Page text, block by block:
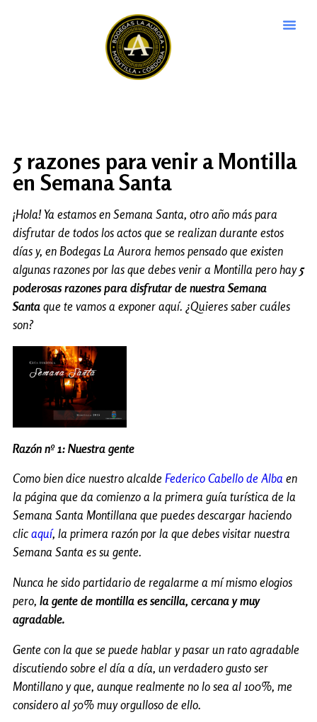
5 razones para venir a Montilla
en Semana Santa
¡Hola! Ya estamos en Semana Santa, otro año más para
disfrutar de todos los actos que se realizan durante estos
días y, en Bodegas La Aurora hemos pensado que existen
algunas razones por las que debes venir a Montilla pero hay5
poderosas razones para disfrutar de nuestra Semana
Santa que te vamos a exponer aquí. ¿Quieres saber cuáles
son?
Razón nº 1: Nuestra gente
Como bien dice nuestro alcalde Federico Cabello de Alba en
la página que da comienzo a la primera guía turística de la
Semana Santa Montillana que puedes descargar haciendo
clic aquí, la primera razón por la que debes visitar nuestra
Semana Santa es su gente.
Nunca he sido partidario de regalarme a mí mismo elogios
pero, la gente de montilla es sencilla, cercana y muy
agradable.
Gente con la que se puede hablar y pasar un rato agradable
discutiendo sobre el día a día, un verdadero gusto ser
Montillano y que, aunque realmente no lo sea al 100%, me
considero al 50% muy orgulloso de ello.